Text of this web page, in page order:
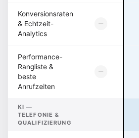
Konversionsraten
& Echtzeit-
Analytics
Performance-
Rangliste &
beste
Anrufzeiten
KI —
TELEFONIE &
QUALIFIZIERUNG